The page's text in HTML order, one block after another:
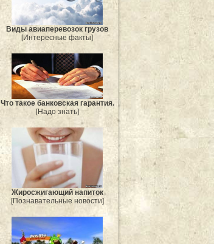
Виды авиаперевозок грузов
[Интересные факты]
Что такое банковская гарантия.
[Надо знать]
Жиросжигающий напиток
[Познавательные новости]